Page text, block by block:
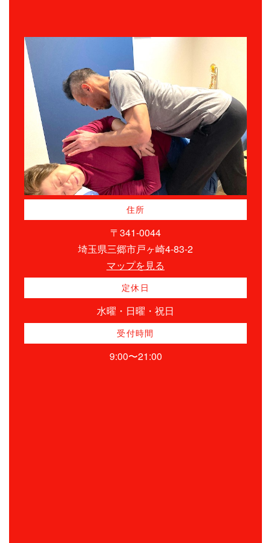
住所
〒341-0044
埼玉県三郷市戸ヶ崎4-83-2
マップを見る
定休日
水曜・日曜・祝日
受付時間
9:00〜21:00